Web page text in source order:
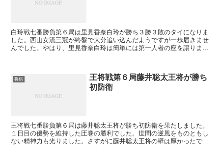
白玲戦七番勝負第６局は里見香奈白玲が勝ち３勝３敗のタイになりま
した。西山女流三冠が終盤で大分追い込んだようですが一歩届きませ
んでした。やはり、里見香奈白玲は簡単には第一人者の座を譲りませ
将棋
王将戦第６局藤井聡太王将が勝ち
初防衛
王将戦七番勝負第６局は藤井聡太王将が勝ち初防衛を果たしました。
１日目の優勢を維持した圧巻の勝利でした。世間の逆風をものともし
ない精神力も光りました。さすがに藤井聡太王将の壁は厚かったで